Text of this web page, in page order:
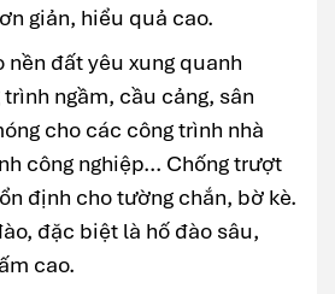
giản, hiểu quả cao.
nền đất yêu xung quanh
ngầm, cầu cảng, sân
cho các công trình nhà
công nghiệp... Chống trượt
định cho tường chắn, bờ kè.
đặc biệt là hố đào sâu,
cao.